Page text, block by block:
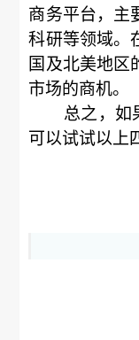
商务平台，主
科研等领域。
国及北美地区
市场的商机。
总之，如
可以试试以上